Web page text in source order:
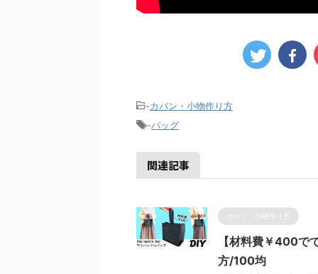
-カバン・小物作り方
-バッグ
関連記事
カバン・小物作り方
【材料費￥400で
方/100均